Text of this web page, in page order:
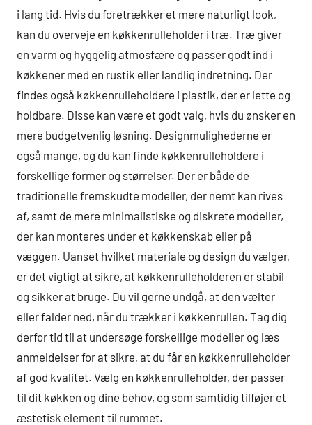
i lang tid. Hvis du foretrækker et mere naturligt look,
kan du overveje en køkkenrulleholder i træ. Træ giver
en varm og hyggelig atmosfære og passer godt ind i
køkkener med en rustik eller landlig indretning. Der
findes også køkkenrulleholdere i plastik, der er lette og
holdbare. Disse kan være et godt valg, hvis du ønsker en
mere budgetvenlig løsning. Designmulighederne er
også mange, og du kan finde køkkenrulleholdere i
forskellige former og størrelser. Der er både de
traditionelle fremskudte modeller, der nemt kan rives
af, samt de mere minimalistiske og diskrete modeller,
der kan monteres under et køkkenskab eller på
væggen. Uanset hvilket materiale og design du vælger,
er det vigtigt at sikre, at køkkenrulleholderen er stabil
og sikker at bruge. Du vil gerne undgå, at den vælter
eller falder ned, når du trækker i køkkenrullen. Tag dig
derfor tid til at undersøge forskellige modeller og læs
anmeldelser for at sikre, at du får en køkkenrulleholder
af god kvalitet. Vælg en køkkenrulleholder, der passer
til dit køkken og dine behov, og som samtidig tilføjer et
æstetisk element til rummet.